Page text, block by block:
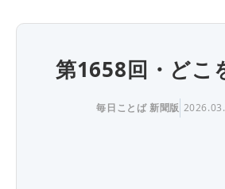
第1658回・どこ
毎日ことば 新聞版